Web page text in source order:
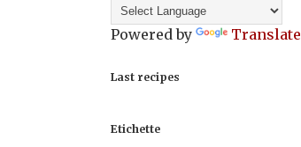
Powered by Translate
Last recipes
Etichette